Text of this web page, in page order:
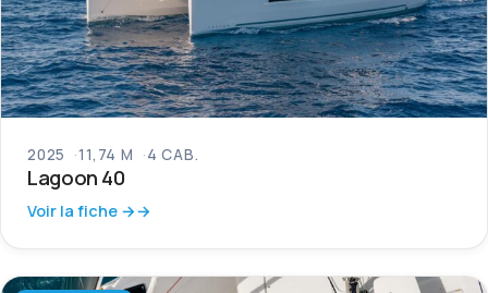
2025 11,74 M 4 CAB.
Lagoon 40
Voir la fiche →